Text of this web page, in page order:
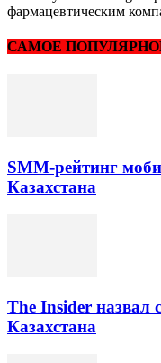
фармацевтическим
САМОЕ
SMM-рейтинг
Казахстана
The Insider назвал
Казахстана